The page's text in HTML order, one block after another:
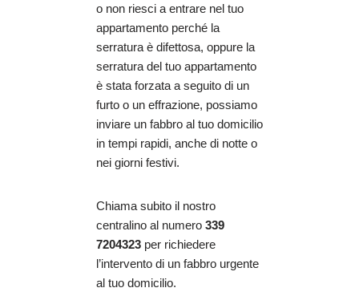
o non riesci a entrare nel tuo
appartamento perché la
serratura è difettosa, oppure la
serratura del tuo appartamento
è stata forzata a seguito di un
furto o un effrazione, possiamo
inviare un fabbro al tuo domicilio
in tempi rapidi, anche di notte o
nei giorni festivi.
Chiama subito il nostro
centralino al numero 339
7204323 per richiedere
l’intervento di un fabbro urgente
al tuo domicilio.